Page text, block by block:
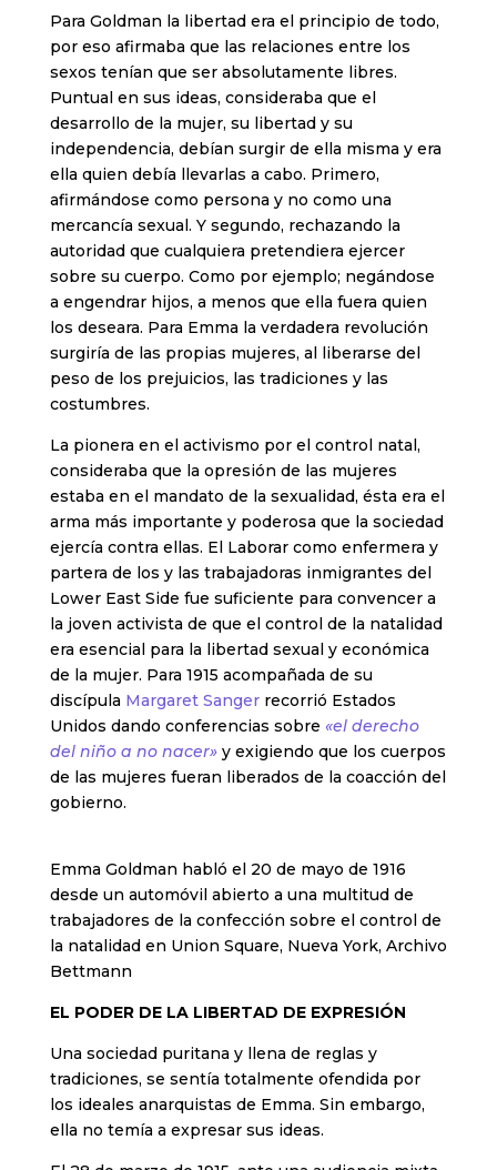
Para Goldman la libertad era el principio de todo,
por eso afirmaba que las relaciones entre los
sexos tenían que ser absolutamente libres.
Puntual en sus ideas, consideraba que el
desarrollo de la mujer, su libertad y su
independencia, debían surgir de ella misma y era
ella quien debía llevarlas a cabo. Primero,
afirmándose como persona y no como una
mercancía sexual. Y segundo, rechazando la
autoridad que cualquiera pretendiera ejercer
sobre su cuerpo. Como por ejemplo; negándose
a engendrar hijos, a menos que ella fuera quien
los deseara. Para Emma la verdadera revolución
surgiría de las propias mujeres, al liberarse del
peso de los prejuicios, las tradiciones y las
costumbres.
La pionera en el activismo por el control natal,
consideraba que la opresión de las mujeres
estaba en el mandato de la sexualidad, ésta era el
arma más importante y poderosa que la sociedad
ejercía contra ellas. El Laborar como enfermera y
partera de los y las trabajadoras inmigrantes del
Lower East Side fue suficiente para convencer a
la joven activista de que el control de la natalidad
era esencial para la libertad sexual y económica
de la mujer. Para 1915 acompañada de su
discípula Margaret Sangerrecorrió Estados
Unidos dando conferencias sobre «el derecho
del niño a no nacer»y exigiendo que los cuerpos
de las mujeres fueran liberados de la coacción del
gobierno.
Emma Goldman habló el 20 de mayo de 1916
desde un automóvil abierto a una multitud de
trabajadores de la confección sobre el control de
la natalidad en Union Square, Nueva York, Archivo
Bettmann
EL PODER DE LA LIBERTAD DE EXPRESIÓN
Una sociedad puritana y llena de reglas y
tradiciones, se sentía totalmente ofendida por
los ideales anarquistas de Emma. Sin embargo,
ella no temía a expresar sus ideas.